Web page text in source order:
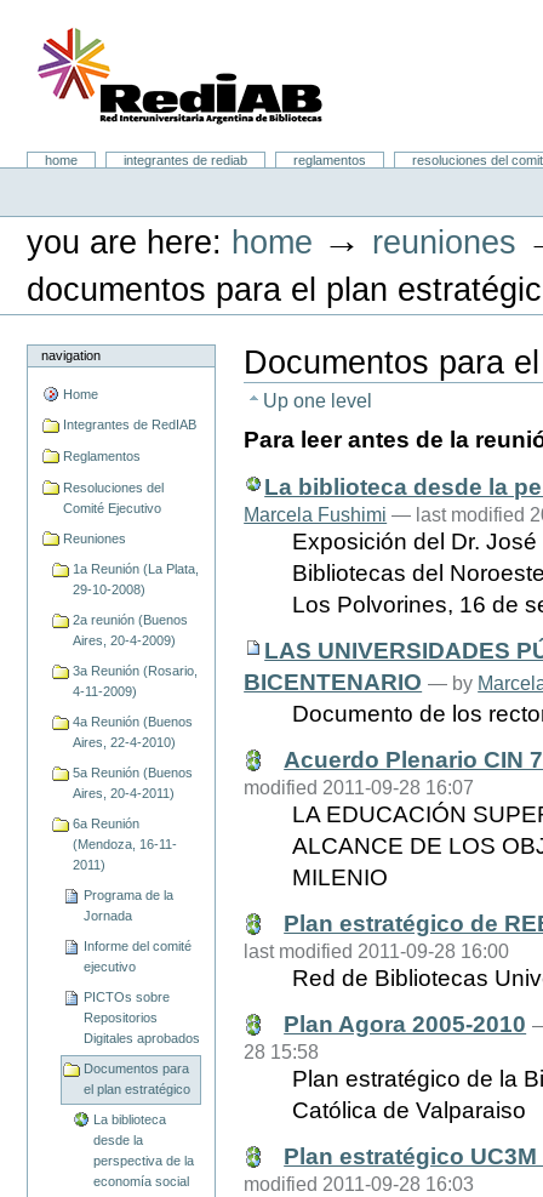
content.
Portal RedIAB
Sectionshome integrantes de rediab reglamentos
resoluciones del
you are here: home → reuniones
documentos para el plan
navigation
Home
Integrantes de RedIAB
Reglamentos
Resoluciones del
Comité Ejecutivo
Reuniones
1a Reunión (La Plata,
29-10-2008)
2a reunión (Buenos
Aires, 20-4-2009)
3a Reunión (Rosario,
4-11-2009)
4a Reunión (Buenos
Aires, 22-4-2010)
5a Reunión (Buenos
Aires, 20-4-2011)
6a Reunión
(Mendoza, 16-11-
2011)
Programa de la
Jornada
Informe del comité
ejecutivo
PICTOs sobre
Repositorios
Digitales aprobados
Documentos para
el plan estratégico
La biblioteca
desde la
perspectiva de la
economía social
Documentos para
Up one level
Para leer antes de la
La biblioteca desde la
Marcela Fushimi — last modified
Exposición del Dr.
Bibliotecas del
Los Polvorines, 16 de
LAS UNIVERSIDADES
BICENTENARIO — by
Documento de los
Acuerdo Plenario CIN
modified 2011-09-28 16:07
LA EDUCACIÓN
ALCANCE DE LOS
MILENIO
Plan estratégico de
last modified 2011-09-28 16:00
Red de Bibliotecas
Plan Agora 2005-2010
28 15:58
Plan estratégico de la
Católica de Valparaiso
Plan estratégico UC3M
modified 2011-09-28 16:03